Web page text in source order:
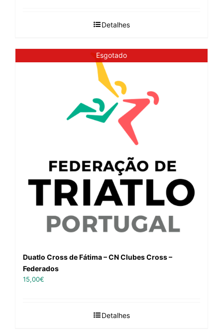
Detalhes
Esgotado
Duatlo Cross de Fátima – CN Clubes Cross –
Federados
15,00€
Detalhes